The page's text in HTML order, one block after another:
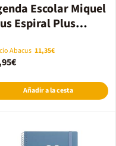
Escolar Miquel
Espiral Plus
2027 Margarita
Abacus 11,35€
Añadir a la cesta